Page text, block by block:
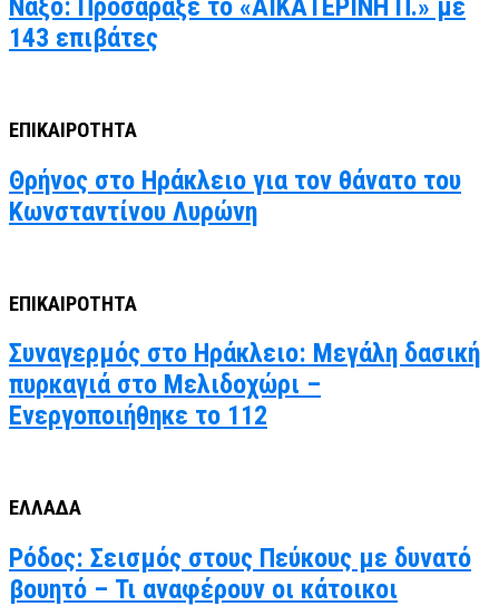
Νάξο: Προσάραξε το «ΑΙΚΑΤΕΡΙΝΗ Π.» με
143 επιβάτες
ΕΠΙΚΑΙΡΟΤΗΤΑ
Θρήνος στο Ηράκλειο για τον θάνατο του
Κωνσταντίνου Λυρώνη
ΕΠΙΚΑΙΡΟΤΗΤΑ
Συναγερμός στο Ηράκλειο: Μεγάλη δασική
πυρκαγιά στο Μελιδοχώρι –
Ενεργοποιήθηκε το 112
ΕΛΛΑΔΑ
Ρόδος: Σεισμός στους Πεύκους με δυνατό
βουητό – Τι αναφέρουν οι κάτοικοι